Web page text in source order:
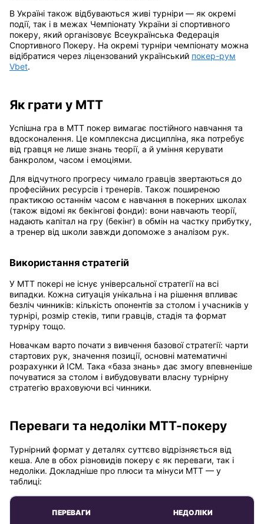
В Україні також відбуваються живі турніри — як окремі
події, так і в межах Чемпіонату України зі спортивного
покеру, який організовує Всеукраїнська Федерація
Спортивного Покеру. На окремі турніри чемпіонату можна
відібратися через ліцензований український покер-рум
Vbet.
Як грати у МТТ
Успішна гра в MTT покер вимагає постійного навчання та
вдосконалення. Це комплексна дисципліна, яка потребує
від гравця не лише знань теорії, а й уміння керувати
банкролом, часом і емоціями.
Для відчутного прогресу чимало гравців звертаються до
професійних ресурсів і тренерів. Також поширеною
практикою останнім часом є навчання в покерних школах
(також відомі як бекінгові фонди): вони навчають теорії,
надають капітал на гру (бекінг) в обмін на частку прибутку,
а тренер від школи завжди допоможе з аналізом рук.
Використання стратегій
У MTT покері не існує універсальної стратегії на всі
випадки. Кожна ситуація унікальна і на рішення впливає
безліч чинників: кількість опонентів за столом і учасників у
турнірі, розмір стеків, типи гравців, стадія та формат
турніру тощо.
Новачкам варто почати з вивчення базової стратегії: чарти
стартових рук, значення позиції, основні математичні
розрахунки й ICM. Така «база знань» дає змогу впевненіше
почуватися за столом і вибудовувати власну турнірну
стратегію враховуючи всі чинники.
Переваги та недоліки МТТ-покеру
Турнірний формат у деталях суттєво відрізняється від
кеша. Але в обох різновидів покеру є як переваги, так і
недоліки. Докладніше про плюси та мінуси МТТ — у
таблиці:
ПЕРЕВАГИ НЕДОЛІКИ